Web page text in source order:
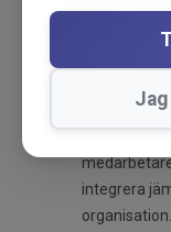
Lär dig om
offentliga
utbildning.
integrera